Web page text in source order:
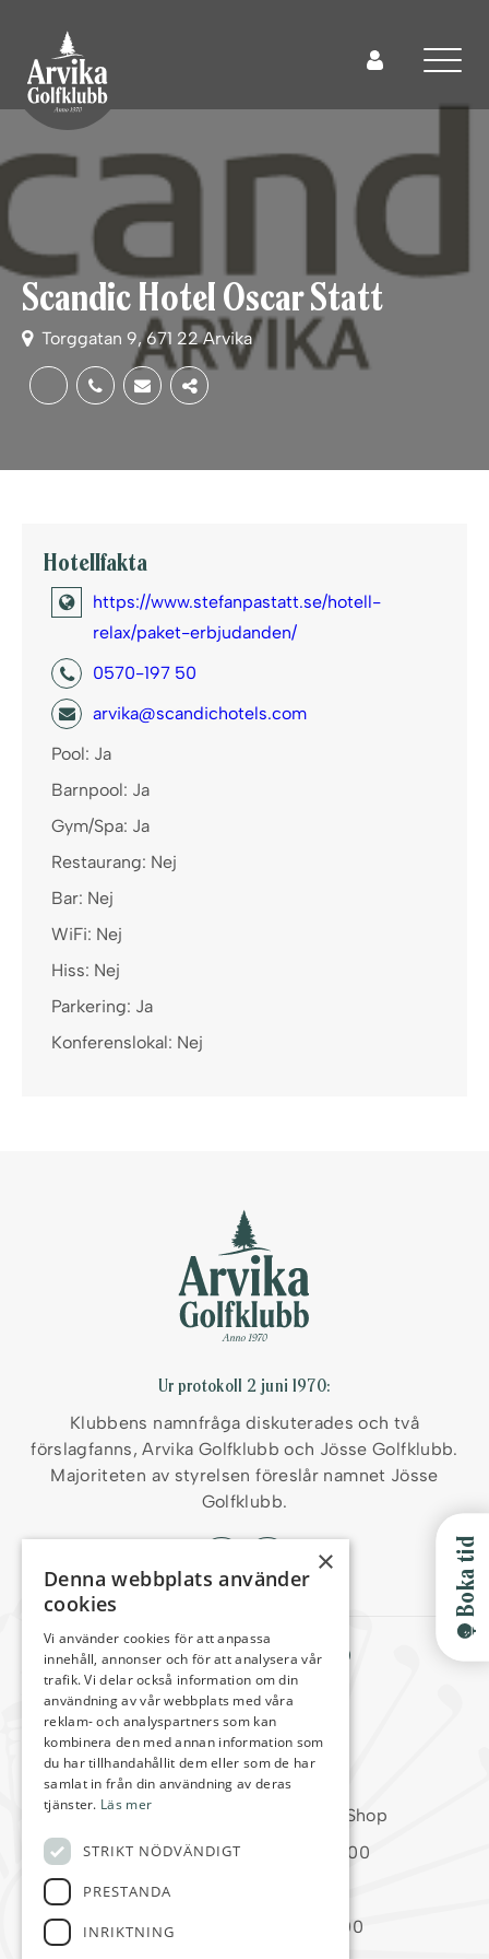
Scandic Hotel Oscar Statt
Torggatan 9, 671 22 Arvika
Hotellfakta
https://www.stefanpastatt.se/hotell-
relax/paket-erbjudanden/
0570-197 50
arvika@scandichotels.com
Pool: Ja
Barnpool: Ja
Gym/Spa: Ja
Restaurang: Nej
Bar: Nej
WiFi: Nej
Hiss: Nej
Parkering: Ja
Konferenslokal: Nej
Ur protokoll 2 juni 1970:
Klubbens namnfråga diskuterades och två
förslagfanns, Arvika Golfklubb och Jösse Golfklubb.
Majoriteten av styrelsen föreslår namnet Jösse
Golfklubb.
Arvika Golfklubb
Kansli/Golfshop
0703-88 41 33
info@arvikagk.com
Öppettider fr.om. V.15 Kansli/Shop
Måndag-Torsdag 09:00-16:00
Fredag 09:00-14:00
Lördag-Söndag 08:00-14:00
Boka tid
×
Denna webbplats använder
cookies
Vi använder cookies för att anpassa
innehåll, annonser och för att analysera vår
trafik. Vi delar också information om din
användning av vår webbplats med våra
reklam- och analyspartners som kan
kombinera den med annan information som
du har tillhandahållit dem eller som de har
samlat in från din användning av deras
tjänster. Läs mer
STRIKT NÖDVÄNDIGT
PRESTANDA
INRIKTNING